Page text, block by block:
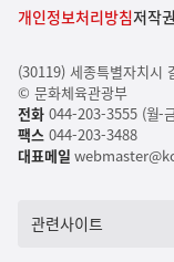
개인정보처리방침저작
(30119) 세종특별자치시
© 문화체육관광부
전화044-203-3555 (월-
팩스044-203-3488
대표메일
관련사이트